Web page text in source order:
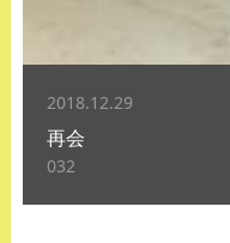
2018.12.29
再会
032